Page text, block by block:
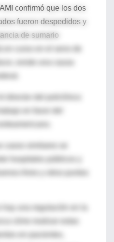
confirmó que los dos
fueron despedidos y
de sumario
hay una regulación en la
cómo realizar estas